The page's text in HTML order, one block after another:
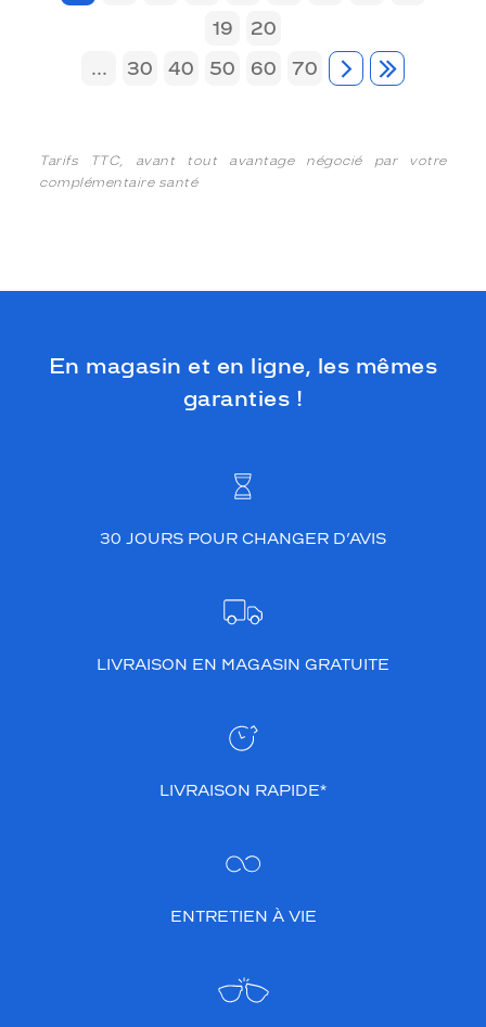
19
20
...
30 40 50 60 70
Tarifs TTC, avant tout avantage négocié par votre
complémentaire santé
En magasin et en ligne, les mêmes
garanties !
30 JOURS POUR CHANGER D’AVIS
LIVRAISON EN MAGASIN GRATUITE
LIVRAISON RAPIDE*
ENTRETIEN À VIE